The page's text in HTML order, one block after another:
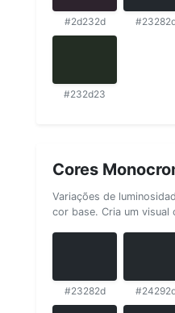
#2d232d
#232d23
Cores
Variações de
cor base. Cria um visual
#23282d